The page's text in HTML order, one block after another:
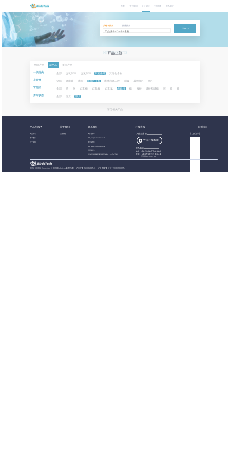
首页 关于我们 分子砌块 技术服务 联系我们
关键字搜索
批量搜索
Search
NEW PRODUCTS
产品上新
全部产品 新产品 重点产品
一级分类 全部 含氧杂环 含氮杂环 其它杂环 其他化合物
小分类 全部 硫杂环丁烷 噻唑和噻二唑 噁嗪 其他杂环 稠环
官能团 全部 腈 酮 卤素:碘 卤素:氟 卤素:氯 卤素:溴 酯 羧酸 硼酸和硼酯 胺 醛
库库状态 全部 现货 期货
暂无相关产品
产品与服务 关于我们 联系我们 在线客服 联系我们
产品中心
技术服务
分子砌块
关于都创
商务合作：
BB_sales@birdotech.com
意见反馈：
BB_sales@birdotech.com
公司地址：
上海市浦东新区周浦镇蓝靛路1199号1号楼
QQ在线客服
Web在线客服
联系电话
021-58099077-8102
021-58099077-8041
工作日 09:00-17:00
官方公众号
2015 - 2023© Copyright © 2019 Birdotech版权所有 , 沪ICP备15032529号-2 沪公网安备 31011502016361号